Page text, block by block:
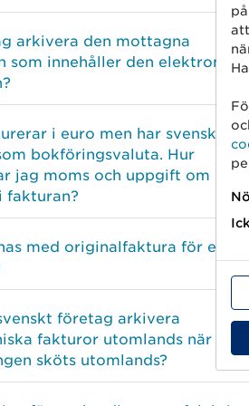
arkivera den mottagna
som innehåller den
i euro men har svenska
bokföringsvaluta. Hur
jag moms och uppgift om
fakturan?
med originalfaktura för en e-
företag arkivera
fakturor utomlands när
sköts utomlands?